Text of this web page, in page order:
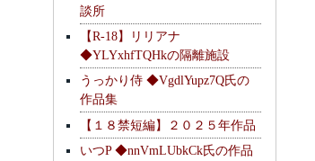
談所
【R-18】リリアナ
◆YLYxhfTQHkの隔離施設
うっかり侍 ◆VgdlYupz7Q氏の
作品集
【１８禁短編】２０２５年作品
いつP ◆nnVmLUbkCk氏の作品